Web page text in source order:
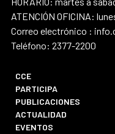
ATENCIÓN OFICINA:
Correo electrónico :
Teléfono: 2377-2200
CCE
PARTICIPA
PUBLICACIONES
ACTUALIDAD
EVENTOS